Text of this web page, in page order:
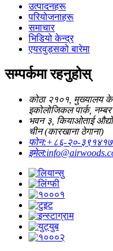
उत्पादनहरू
परियोजनाहरू
समाचार
भिडियो केन्द्र
एयरवुड्सको बारेमा
सम्पर्कमा रहनुहोस्
कोठा २१०१, मुख्यालय
इकोलोजिकल पार्क,
भवन ३, कियाओताई
चीन (कारखाना ठेगाना)
फोन:+८६-२०-
इमेल: